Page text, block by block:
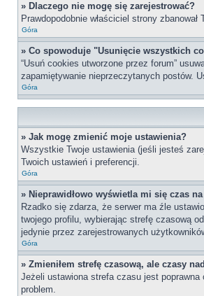
» Dlaczego nie mogę się zarejestrować?
Prawdopodobnie właściciel strony
Góra
» Co spowoduje "Usunięcie wszystkich
“Usuń cookies utworzone przez forum”
zapamiętywanie nieprzeczytanych postów.
Góra
» Jak mogę zmienić moje ustawienia?
Wszystkie Twoje ustawienia (jeśli jesteś
Twoich ustawień i preferencji.
Góra
» Nieprawidłowo wyświetla mi się czas
Rzadko się zdarza, że serwer ma źle
twojego profilu, wybierając strefę czasową
jedynie przez zarejestrowanych
Góra
» Zmieniłem strefę czasową, ale czasy
Jeżeli ustawiona strefa czasu jest poprawna
problem.